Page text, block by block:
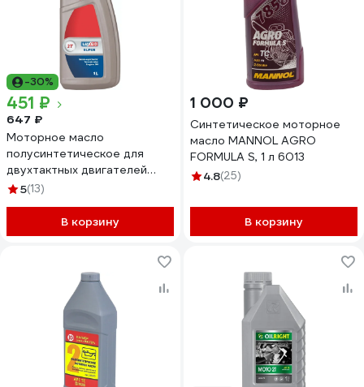
-30%
451 ₽
647 ₽
Моторное масло
полусинтетическое для
двухтактных двигателей
Супер 2Т 1 л LUXE 582
5(13)
В корзину
1 000 ₽
Синтетическое моторное
масло MANNOL AGRO
FORMULA S, 1 л 6013
4.8(25)
В корзину